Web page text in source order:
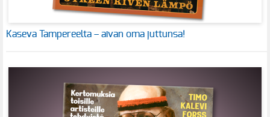
Kaseva Tampereelta – aivan oma juttunsa!